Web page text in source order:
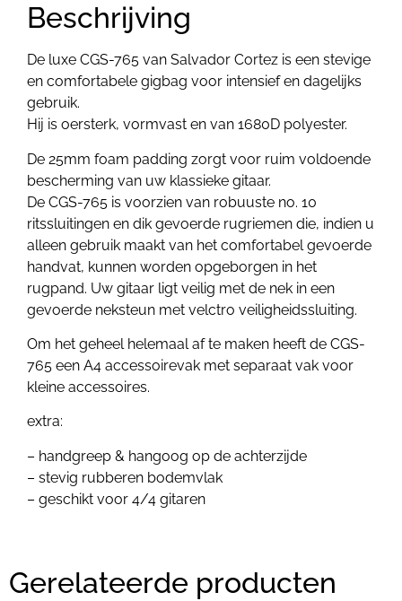
Beschrijving
De luxe CGS-765 van Salvador Cortez is een stevige
en comfortabele gigbag voor intensief en dagelijks
gebruik.
Hij is oersterk, vormvast en van 1680D polyester.
De 25mm foam padding zorgt voor ruim voldoende
bescherming van uw klassieke gitaar.
De CGS-765 is voorzien van robuuste no. 10
ritssluitingen en dik gevoerde rugriemen die, indien u
alleen gebruik maakt van het comfortabel gevoerde
handvat, kunnen worden opgeborgen in het
rugpand. Uw gitaar ligt veilig met de nek in een
gevoerde neksteun met velctro veiligheidssluiting.
Om het geheel helemaal af te maken heeft de CGS-
765 een A4 accessoirevak met separaat vak voor
kleine accessoires.
extra:
– handgreep & hangoog op de achterzijde
– stevig rubberen bodemvlak
– geschikt voor 4/4 gitaren
Gerelateerde producten